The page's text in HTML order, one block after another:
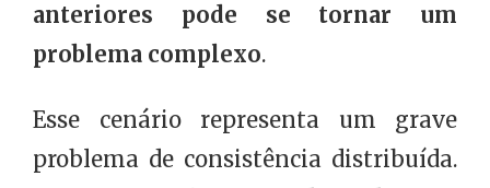
anteriores pode se tornar um
problema complexo.
Esse cenário representa um grave
problema de consistência distribuída.